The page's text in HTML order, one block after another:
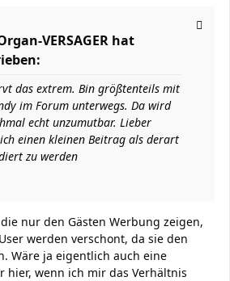
VERSAGER hat
das extrem. Bin größtenteils mit
im Forum unterwegs. Da wird
echt unzumutbar. Lieber
einen kleinen Beitrag als derart
zu werden
nur den Gästen Werbung zeigen,
werden verschont, da sie den
Wäre ja eigentlich auch eine
hier, wenn ich mir das Verhältnis